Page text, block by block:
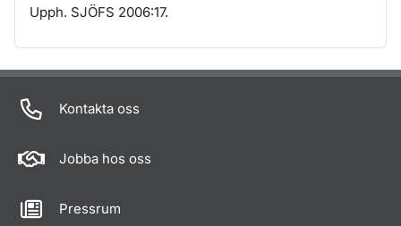
Upph. SJÖFS 2006:17.
Om sidan
Kontakta oss
Jobba hos oss
Pressrum